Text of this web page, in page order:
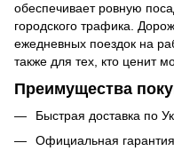
обеспечивает ровную
городского трафика.
ежедневных поездок на
также для тех, кто ценит
Преимущества
Быстрая доставка по
Официальная